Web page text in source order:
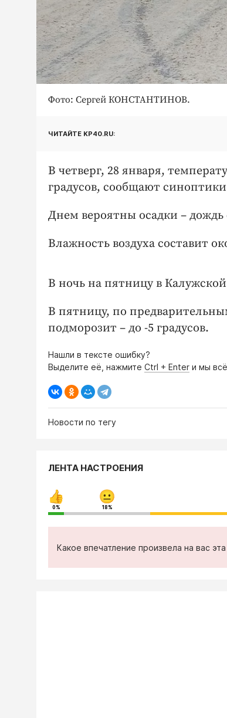
Фото: Сергей КОНСТАНТИНОВ.
ЧИТАЙТЕ KP40.RU:
В четверг, 28 января,
градусов, сообщают
Днем вероятны осадки – дождь
Влажность воздуха составит
В ночь на пятницу в
В пятницу, по
подморозит – до -5 градусов.
Нашли в тексте ошибку?
Выделите её, нажмите Ctrl + Enter и мы
Новости по тегу
ЛЕНТА НАСТРОЕНИЯ
0% 18%
Какое впечатление произвела на вас